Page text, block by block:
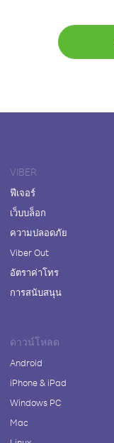
VIBER
ฟีเจอร์
เว็บบล็อก
ความปลอดภัย
Viber Out
อัตราค่าโทร
การสนับสนุน
ดาวน์โหลด
Android
iPhone & iPad
Windows PC
Mac